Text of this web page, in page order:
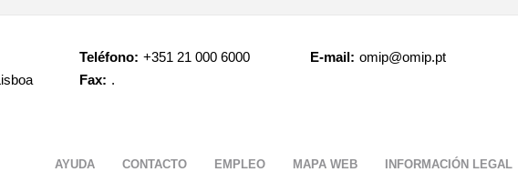
Teléfono: +351 21 000 6000
Fax: .
E-mail: omip@omip.pt
AYUDA CONTACTO EMPLEO MAPA WEB INFORMACIÓN LEGAL